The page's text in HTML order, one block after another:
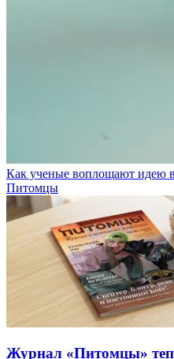
Как ученые воплощают идею
Питомцы
Журнал «Питомцы»